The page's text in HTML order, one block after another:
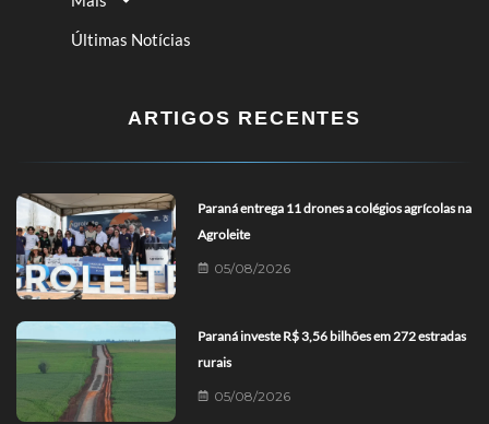
Últimas Notícias
ARTIGOS RECENTES
Paraná entrega 11 drones a colégios agrícolas na
Agroleite
05/08/2026
Paraná investe R$ 3,56 bilhões em 272 estradas
rurais
05/08/2026